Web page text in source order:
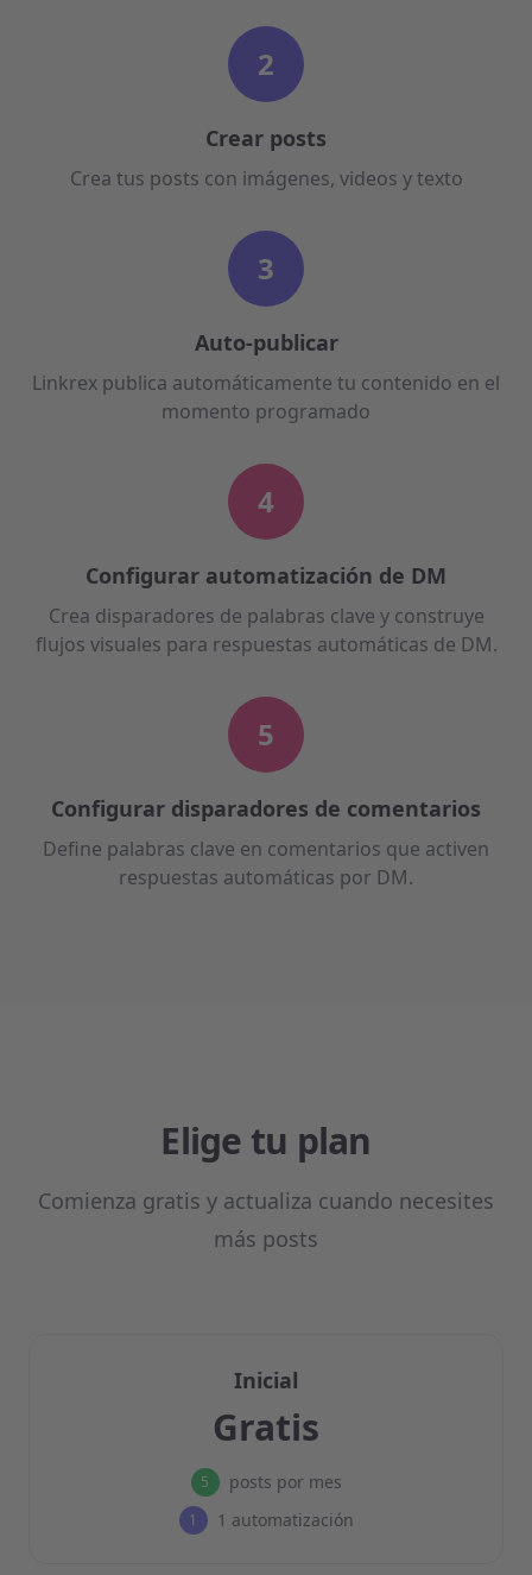
2
Crear posts
Crea tus posts con imágenes, videos y texto
3
Auto-publicar
Linkrex publica automáticamente tu contenido en el
momento programado
4
Configurar automatización de DM
Crea disparadores de palabras clave y construye
flujos visuales para respuestas automáticas de DM.
5
Configurar disparadores de comentarios
Define palabras clave en comentarios que activen
respuestas automáticas por DM.
Elige tu plan
Comienza gratis y actualiza cuando necesites
más posts
Inicial
Gratis
5 posts por mes
1 1 automatización